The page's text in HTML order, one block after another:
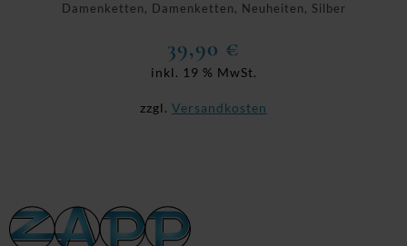
Damenketten, Damenketten, Neuheiten, Silber
39,90 €
inkl. 19 % MwSt.
zzgl. Versandkosten